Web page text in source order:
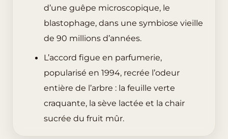
d’une guêpe microscopique, le
blastophage, dans une symbiose vieille
de 90 millions d’années.
L’accord figue en parfumerie,
popularisé en 1994, recrée l’odeur
entière de l’arbre : la feuille verte
craquante, la sève lactée et la chair
sucrée du fruit mûr.